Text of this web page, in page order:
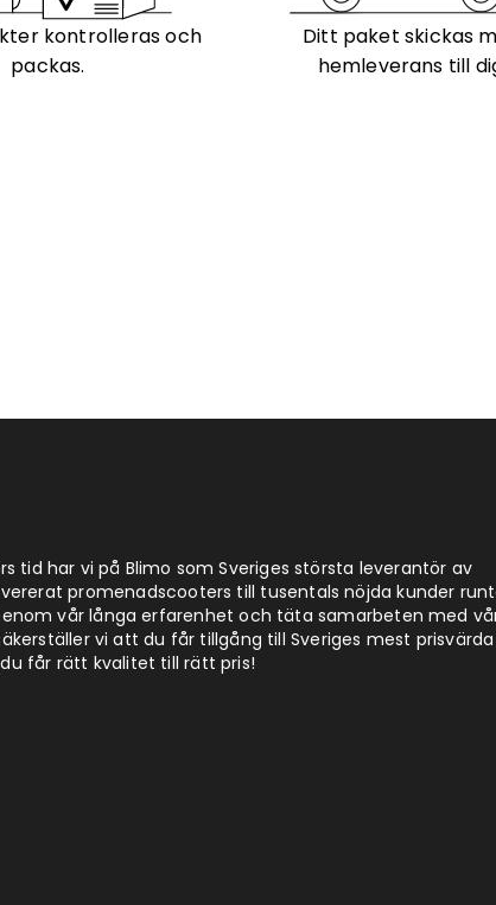
kontrolleras och
packas.
Ditt paket skickas
hemleverans till
tid har vi på Blimo som Sveriges största leverantör av
promenadscooters till tusentals nöjda kunder
vår långa erfarenhet och täta samarbeten med
vi att du får tillgång till Sveriges mest prisvärda
får rätt kvalitet till rätt pris!